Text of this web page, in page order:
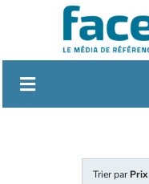
Trier parPrix